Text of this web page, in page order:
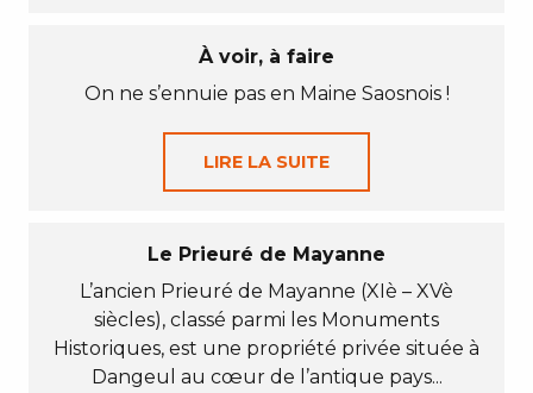
À voir, à faire
On ne s’ennuie pas en Maine Saosnois !
LIRE LA SUITE
Le Prieuré de Mayanne
L’ancien Prieuré de Mayanne (XIè – XVè
siècles), classé parmi les Monuments
Historiques, est une propriété privée située à
Dangeul au cœur de l’antique pays...